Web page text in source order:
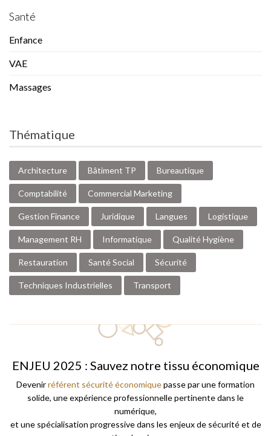
Santé
Enfance
VAE
Massages
Thématique
Architecture Bâtiment TP Bureautique
Comptabilité Commercial Marketing
Gestion Finance Juridique Langues Logistique
Management RH Informatique Qualité Hygiène
Restauration Santé Social Sécurité
Techniques Industrielles Transport
ENJEU 2025 : Sauvez notre tissu économique
Devenirréférent sécurité économiquepasse par une formation
solide, une expérience professionnelle pertinente dans le
numérique,
et une spécialisation progressive dans les enjeux de sécurité et de